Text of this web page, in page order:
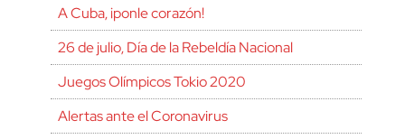
A Cuba, ¡ponle corazón!
26 de julio, Día de la Rebeldía Nacional
Juegos Olímpicos Tokio 2020
Alertas ante el Coronavirus